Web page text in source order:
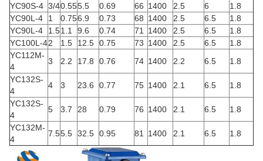
YC90S-4 3/40.555.5 0.69 66 1400 2.5 6
1.8
YC90L-4
1 0.756.9 0.73 68 1400 2.5 6.5
1.8
YC90L-4
1.51.1 9.6 0.74 71 1400 2.5 6.5
1.8
YC100L-42 1.5 12.5 0.75 73 1400 2.5 6.5
1.8
YC112M-
4
3 2.2 17.8 0.76 74 1400 2.2 6.5
1.8
YC132S-
4
4 3 23.6 0.77 75 1400 2.1 6.5
1.8
YC132S-
4
5 3.7 28 0.79 76 1400 2.1 6.5
1.8
YC132M-
4
7.55.5 32.5 0.95 81 1400 2.1 6.5 1.8